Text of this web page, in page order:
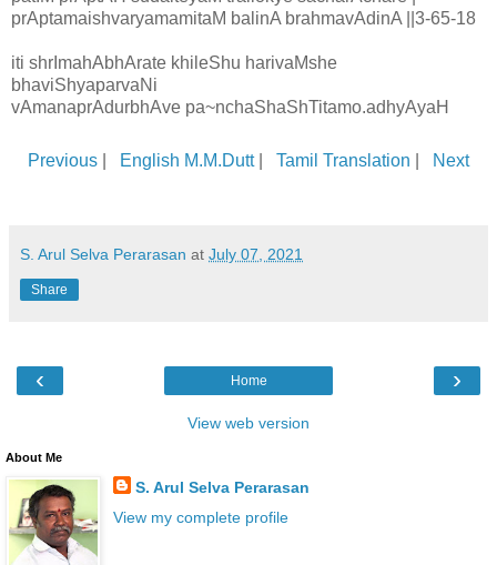
prAptamaishvaryamamitaM balinA brahmavAdinA ||3-65-18
iti shrImahAbhArate khileShu harivaMshe
bhaviShyaparvaNi
vAmanaprAdurbhAve pa~nchaShaShTitamo.adhyAyaH
Previous English M.M.Dutt| Tamil Translation Next
S. Arul Selva Perarasan at July 07, 2021
Share
‹ ›
Home
View web version
About Me
S. Arul Selva Perarasan
View my complete profile